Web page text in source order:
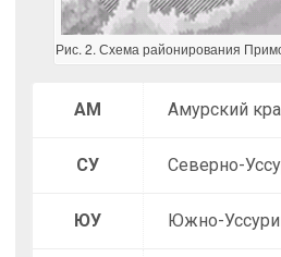
Рис. 2. Схема районирования
АМ Амурский
СУ Северно-
ЮУ Южно-